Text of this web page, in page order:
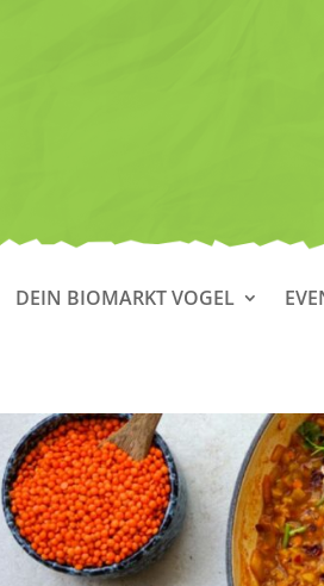
DEIN BIOMARKT VOGEL